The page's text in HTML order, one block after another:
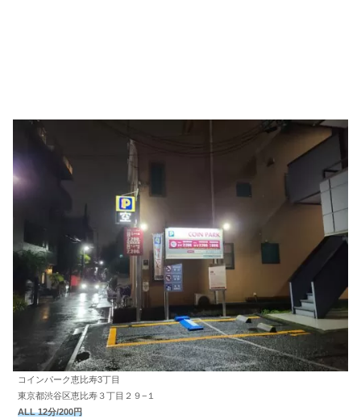
コインパーク恵比寿3丁目
東京都渋谷区恵比寿３丁目２９−１
ALL 12分/200円